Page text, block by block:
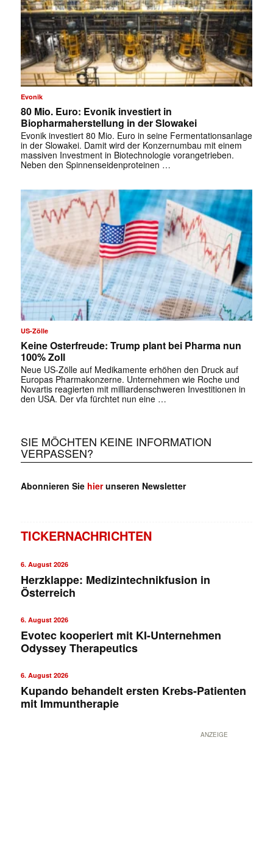
✕
Evonik
80 Mio. Euro: Evonik investiert in
Biopharmaherstellung in der Slowakei
Evonik investiert 80 Mio. Euro in seine Fermentationsanlage
in der Slowakei. Damit wird der Konzernumbau mit einem
massiven Investment in Biotechnologie vorangetrieben.
Neben den Spinnenseidenproteinen …
US-Zölle
Keine Osterfreude: Trump plant bei Pharma nun
100% Zoll
Neue US-Zölle auf Medikamente erhöhen den Druck auf
Europas Pharmakonzerne. Unternehmen wie Roche und
Novartis reagierten mit milliardenschweren Investitionen in
den USA. Der vfa fürchtet nun eine …
SIE MÖCHTEN KEINE INFORMATION
VERPASSEN?
Abonnieren Sie hierunseren Newsletter
TICKERNACHRICHTEN
6. August 2026
Herzklappe: Medizintechnikfusion in
Österreich
6. August 2026
Evotec kooperiert mit KI-Unternehmen
Odyssey Therapeutics
6. August 2026
Kupando behandelt ersten Krebs-Patienten
mit Immuntherapie
ANZEIGE